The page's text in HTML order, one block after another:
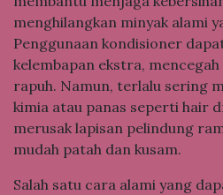
menghilangkan minyak alami
Penggunaan kondisioner
kelembapan ekstra,
rapuh. Namun, terlalu sering
kimia atau panas seperti hair
merusak lapisan pelindung
mudah patah dan kusam.
Salah satu cara alami yang